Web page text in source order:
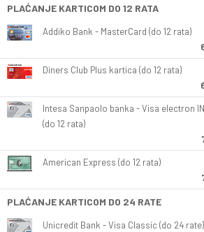
PLAĆANJE KARTICOM DO 12 RATA
Addiko Bank - MasterCard (do 12 rata)
Diners Club Plus kartica (do 12 rata)
Intesa Sanpaolo banka - Visa electron
(do 12 rata)
American Express (do 12 rata)
PLAĆANJE KARTICOM DO 24 RATE
Unicredit Bank - Visa Classic (do 24 rate)